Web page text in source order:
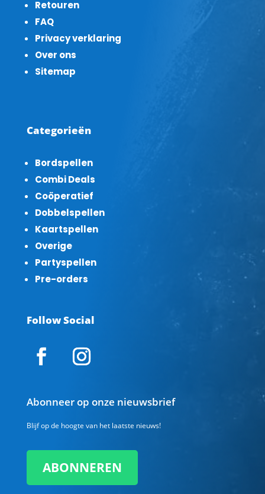
Retouren
FAQ
Privacy verklaring
Over ons
Sitemap
Categorieën
Bordspellen
Combi Deals
Coöperatief
Dobbelspellen
Kaartspellen
Overige
Partyspellen
Pre-orders
Follow Social
Abonneer op onze nieuwsbrief
Blijf op de hoogte van het laatste nieuws!
ABONNEREN